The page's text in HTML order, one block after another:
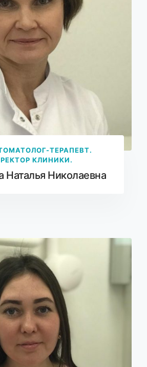
ТЕРАПЕВТ.
КЛИНИКИ.
Наталья Николаевна